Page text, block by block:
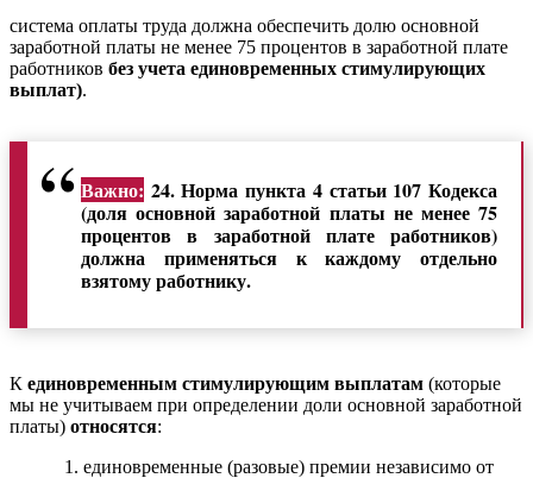
система оплаты труда должна обеспечить долю основной
заработной платы не менее 75 процентов в заработной плате
работников без учета единовременных стимулирующих
выплат).
Важно: 24. Норма пункта 4 статьи 107 Кодекса
(доля основной заработной платы не менее 75
процентов в заработной плате работников)
должна применяться к каждому отдельно
взятому работнику.
К единовременным стимулирующим выплатам (которые
мы не учитываем при определении доли основной заработной
платы) относятся:
единовременные (разовые) премии независимо от